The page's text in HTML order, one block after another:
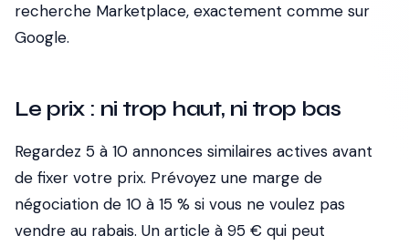
recherche Marketplace, exactement comme sur
Google.
Le prix : ni trop haut, ni trop bas
Regardez 5 à 10 annonces similaires actives avant
de fixer votre prix. Prévoyez une marge de
négociation de 10 à 15 % si vous ne voulez pas
vendre au rabais. Un article à 95 € qui peut